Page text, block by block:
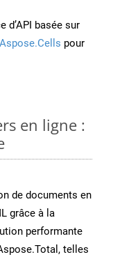
d’API basée sur
Aspose.Cells pour
en ligne :
de documents en
grâce à la
performante
telles